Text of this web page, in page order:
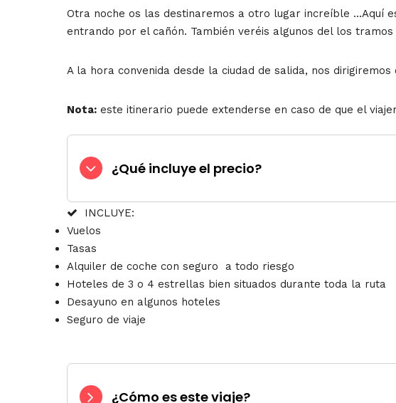
Otra noche os las destinaremos a otro lugar increíble …Aquí
entrando por el cañón. También veréis algunos del los
A la hora convenida desde la ciudad de salida, nos
Nota: este itinerario puede extenderse en caso de que el
¿Qué incluye el precio?
INCLUYE:
Vuelos
Tasas
Alquiler de coche con seguro a todo riesgo
Hoteles de 3 o 4 estrellas bien situados durante toda la ruta
Desayuno en algunos hoteles
Seguro de viaje
¿Cómo es este viaje?